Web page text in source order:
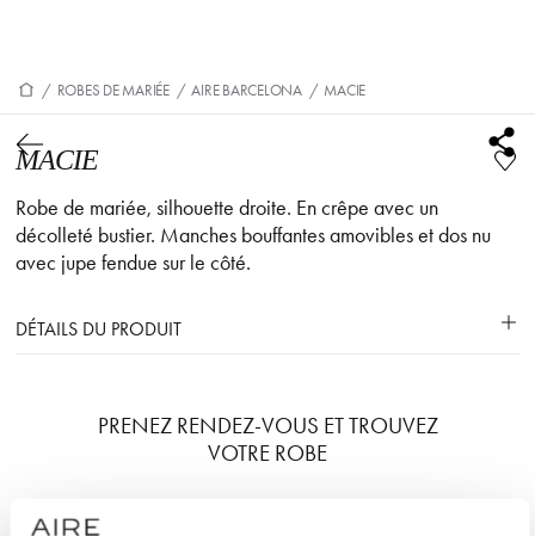
/ ROBES DE MARIÉE / AIRE BARCELONA / MACIE
MACIE
Robe de mariée, silhouette droite. En crêpe avec un
décolleté bustier. Manches bouffantes amovibles et dos nu
avec jupe fendue sur le côté.
DÉTAILS DU PRODUIT
PRENEZ RENDEZ-VOUS ET TROUVEZ
VOTRE ROBE